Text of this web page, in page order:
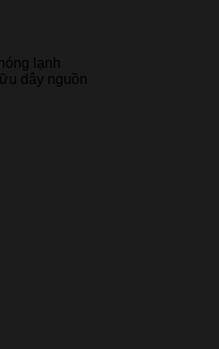
lạnh
dây nguồn